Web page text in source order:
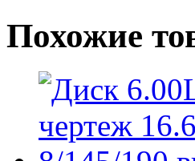
Похожие